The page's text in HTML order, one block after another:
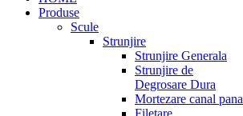
Produse
Scule
Strunjire
Strunjire Generala
Strunjire de
Degrosare Dura
Mortezare canal pana
Filetare